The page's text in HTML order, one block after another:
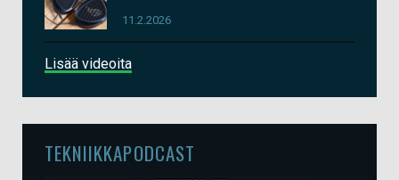
11.2.2026
Lisää videoita
TEKNIIKKAPODCAST